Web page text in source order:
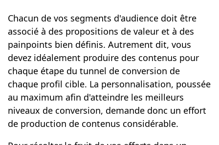
Chacun de vos segments d'audience doit être
associé à des propositions de valeur et à des
painpoints bien définis. Autrement dit, vous
devez idéalement produire des contenus pour
chaque étape du tunnel de conversion de
chaque profil cible. La personnalisation, poussée
au maximum afin d'atteindre les meilleurs
niveaux de conversion, demande donc un effort
de production de contenus considérable.